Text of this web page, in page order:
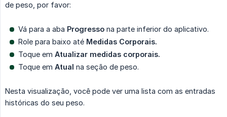
de peso, por favor:
Vá para a aba Progresso na parte inferior do aplicativo.
Role para baixo até Medidas Corporais.
Toque em Atualizar medidas corporais.
Toque em Atual na seção de peso.
Nesta visualização, você pode ver uma lista com as entradas
históricas do seu peso.